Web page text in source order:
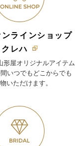
ラインショップ
クレハ
形屋オリジナルアイテム
いつでもどこからでも
いただけます。